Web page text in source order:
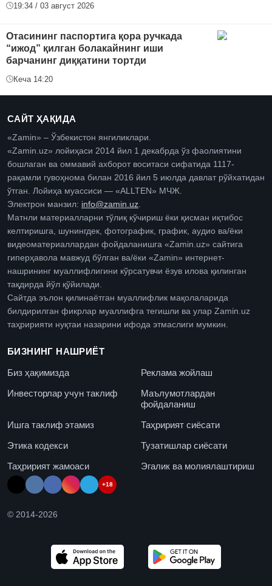
19:34 / 03 август 2026
Отасининг паспортига қора ручкада
“ижод” қилган болакайнинг иши
барчанинг диққатини тортди
Кеча 14:20
САЙТ ҲАҚИДА
«Zamin» – Ўзбекистон янгиликлари.
«Zamin.uz» лойиҳаси 2014 йил 1 декабрда ўз фаолиятини
бошлаган ва оммавий ахборот воситаси сифатида 1117-
рақамли гувоҳнома билан 2016 йил 5 июлда давлат рўйхатидан
ўтган. Лойиҳа муассиси — «ALLTEN» МЧЖ.
Электрон манзил: info@zamin.uz
Матнли материалларни тўлиқ кўчириш ёки қисман иқтибос
келтиришга, шунингдек, фотографик, график, аудио ва/ёки
видеоматериаллардан фойдаланишга «Zamin.uz» сайтига
гиперҳавола мавжуд бўлган ва/ёки «Zamin» интернет-
нашрининг муаллифлигини кўрсатувчи ёзув илова қилинган
тақдирда йўл қўйилади.
Сайтда эълон қилинаётган муаллифлик мақолаларида
билдирилган фикрлар муаллифга тегишли ва улар Zamin.uz
таҳририяти нуқтаи назарини ифода этмаслиги мумкин.
БИЗНИНГ НАШРИЁТ
Биз ҳақимизда
Реклама жойлаш
Инвесторлар учун таклиф
Маълумотлардан
фойдаланиш
Ишга таклиф этамиз
Таҳририят сиёсати
Этика кодекси
Тузатишлар сиёсати
Таҳририят жамоаси
Эгалик ва молиялаштириш
+18
© 2014-2026